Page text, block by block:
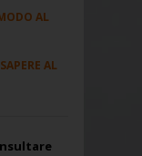
AL
AL